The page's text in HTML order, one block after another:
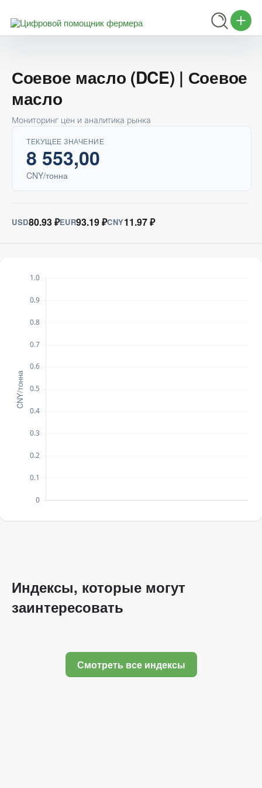
Соевое масло (DCE) | Соевое
масло
Мониторинг цен и аналитика рынка
ТЕКУЩЕЕ ЗНАЧЕНИЕ
8 553,00
CNY/тонна
USD80.93 ₽EUR93.19 ₽CNY11.97 ₽
Индексы, которые могут
заинтересовать
Смотреть все индексы